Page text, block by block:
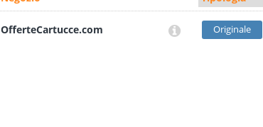
OfferteCartucce.com Originale